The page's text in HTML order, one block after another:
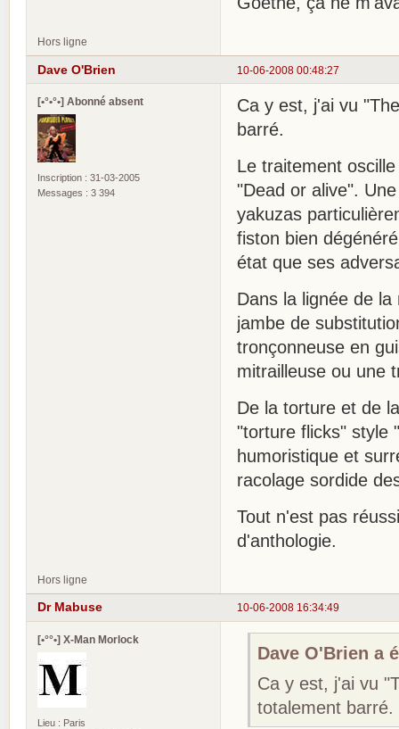
Hors ligne
10-06-2008 00:48:27
Dave O'Brien
[•°•°•] Abonné absent
Inscription : 31-03-2005
Messages : 3 394
Ca y est, j'ai vu
barré.
Le traitement
"Dead or alive".
yakuzas
fiston bien
état que ses
Dans la lignée de
jambe de
tronçonneuse en
mitrailleuse ou une
De la torture et de
"torture flicks" style
humoristique et
racolage sordide
Tout n'est pas
d'anthologie.
Hors ligne
10-06-2008 16:34:49
Dr Mabuse
[•°°•] X-Man Morlock
Lieu : Paris
Dave O'Brien a
Ca y est, j'ai vu
totalement barré.